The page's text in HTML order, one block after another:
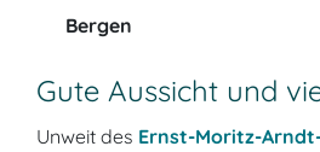
Bergen
Gute Aussicht und
Unweit des Ernst-Moritz-